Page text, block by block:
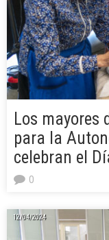
Los mayores
para la
celebran el
0
12/04/2024